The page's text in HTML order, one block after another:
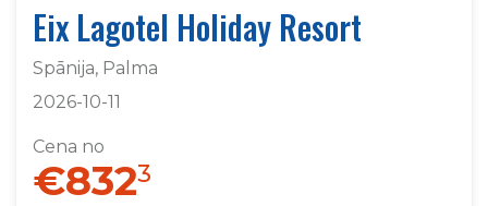
Eix Lagotel Holiday Resort
Spānija, Palma
2026-10-11
Cena no
€8323